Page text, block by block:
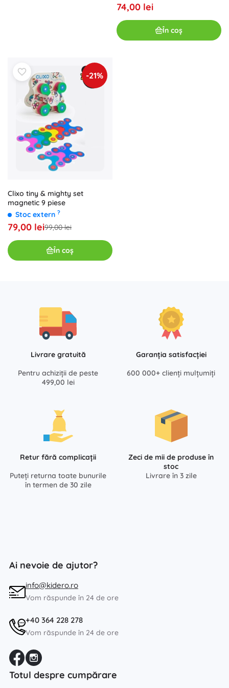
74,00 lei
În coș
-21%
Clixo tiny & mighty set
magnetic 9 piese
Stoc extern ?
79,00 lei99,00 lei
În coș
Livrare gratuită
Pentru achiziții de peste
499,00 lei
Garanția satisfacției
600 000+ clienți mulțumiți
Retur fără complicații
Puteți returna toate bunurile
în termen de 30 zile
Zeci de mii de produse în
stoc
Livrare în 3 zile
Ai nevoie de ajutor?
info@kidero.ro
Vom răspunde în 24 de ore
+40 364 228 278
Vom răspunde în 24 de ore
Totul despre cumpărare